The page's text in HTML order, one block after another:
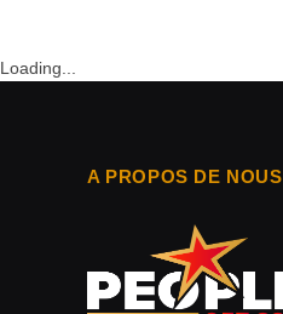
Loading...
A PROPOS DE NOUS